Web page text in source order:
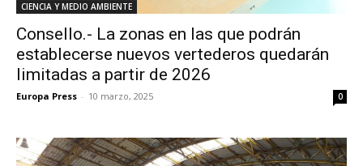
CIENCIA Y MEDIO AMBIENTE
Consello.- La zonas en las que podrán
establecerse nuevos vertederos quedarán
limitadas a partir de 2026
Europa Press - 10 marzo, 2025 0